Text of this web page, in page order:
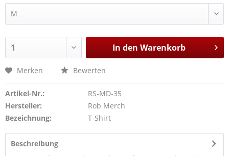
In den Warenkorb
Merken Bewerten
Artikel-Nr.:
RS-MD-35
Hersteller:
Rob Merch
Bezeichnung:
T-Shirt
Beschreibung